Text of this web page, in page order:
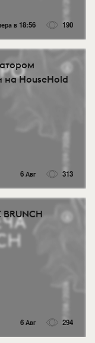
в 18:56 190
на HouseHold
6 Авг 313
6 Авг 294